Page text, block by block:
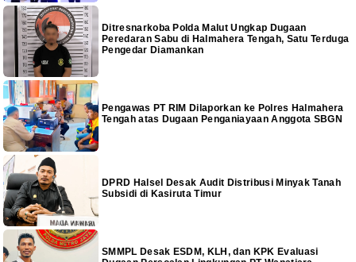
Ditresnarkoba Polda Malut Ungkap Dugaan
Peredaran Sabu di Halmahera Tengah, Satu Terduga
Pengedar Diamankan
Pengawas PT RIM Dilaporkan ke Polres Halmahera
Tengah atas Dugaan Penganiayaan Anggota SBGN
DPRD Halsel Desak Audit Distribusi Minyak Tanah
Subsidi di Kasiruta Timur
SMMPL Desak ESDM, KLH, dan KPK Evaluasi